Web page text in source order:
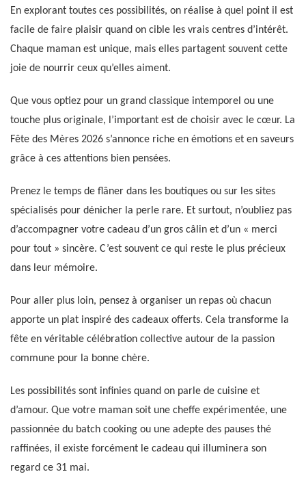
En explorant toutes ces possibilités, on réalise à quel point il est
facile de faire plaisir quand on cible les vrais centres d’intérêt.
Chaque maman est unique, mais elles partagent souvent cette
joie de nourrir ceux qu’elles aiment.
Que vous optiez pour un grand classique intemporel ou une
touche plus originale, l’important est de choisir avec le cœur. La
Fête des Mères 2026 s’annonce riche en émotions et en saveurs
grâce à ces attentions bien pensées.
Prenez le temps de flâner dans les boutiques ou sur les sites
spécialisés pour dénicher la perle rare. Et surtout, n’oubliez pas
d’accompagner votre cadeau d’un gros câlin et d’un « merci
pour tout » sincère. C’est souvent ce qui reste le plus précieux
dans leur mémoire.
Pour aller plus loin, pensez à organiser un repas où chacun
apporte un plat inspiré des cadeaux offerts. Cela transforme la
fête en véritable célébration collective autour de la passion
commune pour la bonne chère.
Les possibilités sont infinies quand on parle de cuisine et
d’amour. Que votre maman soit une cheffe expérimentée, une
passionnée du batch cooking ou une adepte des pauses thé
raffinées, il existe forcément le cadeau qui illuminera son
regard ce 31 mai.